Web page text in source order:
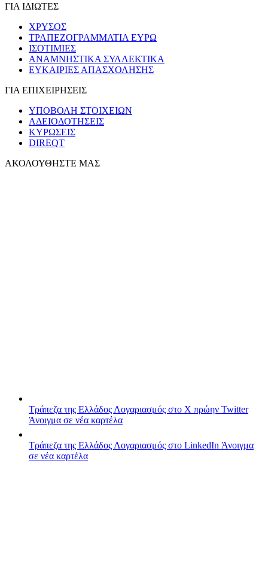
ΓΙΑ ΙΔΙΩΤΕΣ
ΧΡΥΣΟΣ
ΤΡΑΠΕΖΟΓΡΑΜΜΑΤΙΑ ΕΥΡΩ
ΙΣΟΤΙΜΙΕΣ
ΑΝΑΜΝΗΣΤΙΚΑ ΣΥΛΛΕΚΤΙΚΑ
ΕΥΚΑΙΡΙΕΣ ΑΠΑΣΧΟΛΗΣΗΣ
ΓΙΑ ΕΠΙΧΕΙΡΗΣΕΙΣ
ΥΠΟΒΟΛΗ ΣΤΟΙΧΕΙΩΝ
ΑΔΕΙΟΔΟΤΗΣΕΙΣ
ΚΥΡΩΣΕΙΣ
DIREQT
ΑΚΟΛΟΥΘΗΣΤΕ ΜΑΣ
Τράπεζα της Ελλάδος Λογαριασμός στο X πρώην Twitter
Άνοιγμα σε νέα καρτέλα
Τράπεζα της Ελλάδος Λογαριασμός στο LinkedIn Άνοιγμα
σε νέα καρτέλα